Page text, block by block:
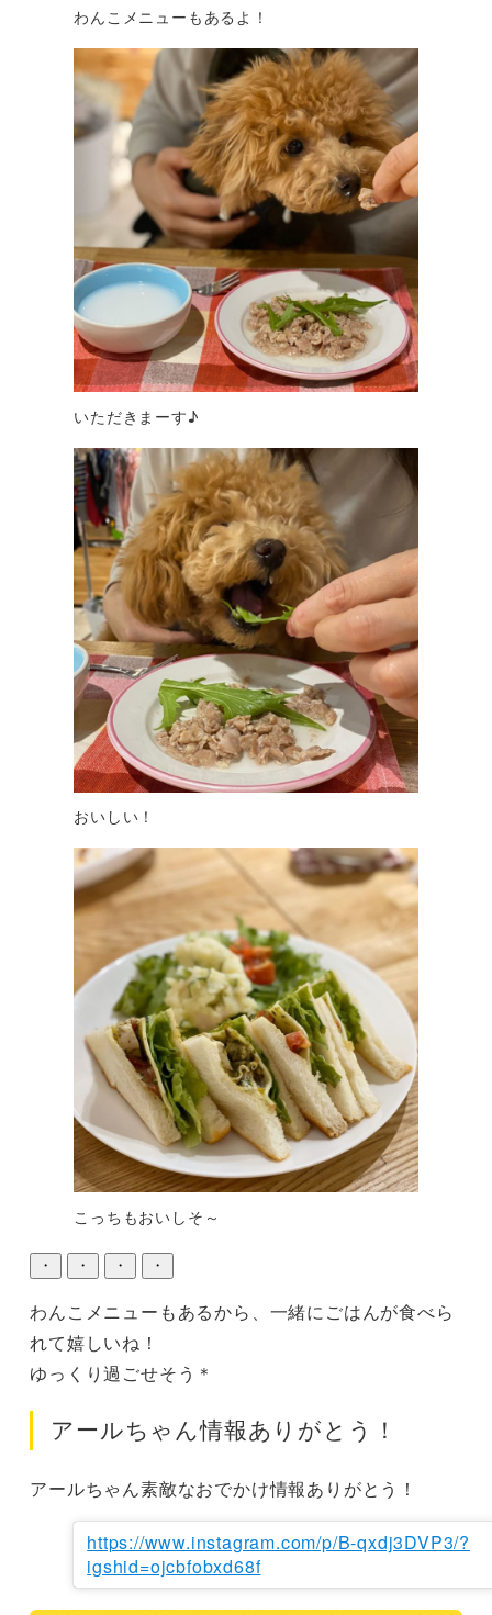
わんこメニューもあるよ！
いただきまーす♪
おいしい！
こっちもおいしそ～
・ ・ ・ ・
わんこメニューもあるから、一緒にごはんが食べら
れて嬉しいね！
ゆっくり過ごせそう＊
アールちゃん情報ありがとう！
アールちゃん素敵なおでかけ情報ありがとう！
https://www.instagram.com/p/B-qxdj3DVP3/?
igshid=ojcbfobxd68f